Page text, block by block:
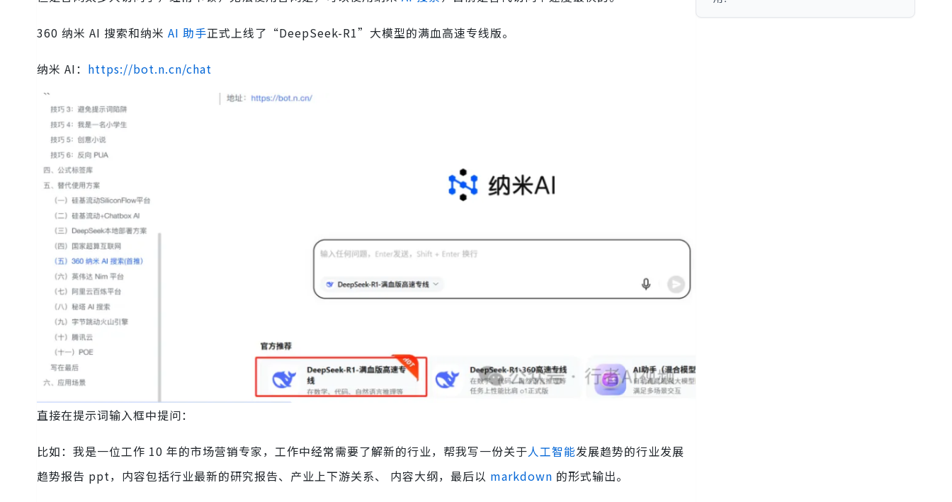
360 纳米 AI 搜索和纳米 AI 助手正式上线了“DeepSeek-R1”大模型的满血高速专线版。
纳米 AI： https://bot.n.cn/chat
直接在提示词输入框中提问：
比如：我是一位工作 10 年的市场营销专家，工作中经常需要了解新的行业，帮我写一份关于人工智能发展趋势的行业发展
趋势报告 ppt，内容包括行业最新的研究报告、产业上下游关系、 内容大纲，最后以 markdown 的形式输出。